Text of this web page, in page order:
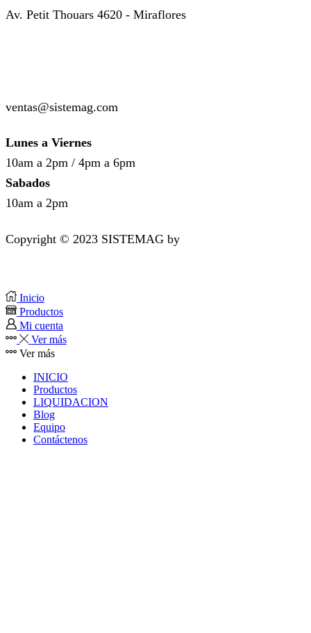
Av. Petit Thouars 4620 - Miraflores
ventas@sistemag.com
Lunes a Viernes
10am a 2pm / 4pm a 6pm
Sabados
10am a 2pm
Copyright © 2023 SISTEMAG by
Inicio
Productos
Mi cuenta
Ver más
Ver más
INICIO
Productos
LIQUIDACION
Blog
Equipo
Contáctenos